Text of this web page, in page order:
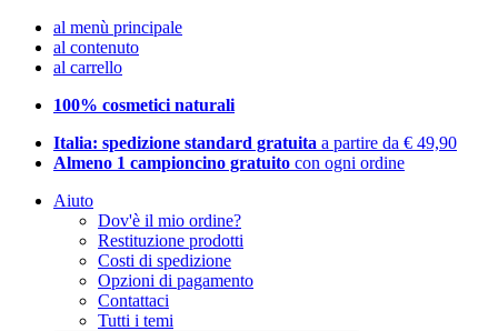
al menù principale
al contenuto
al carrello
100% cosmetici naturali
Italia: spedizione standard gratuita a partire da € 49,90
Almeno 1 campioncino gratuito con ogni ordine
Aiuto
Dov'è il mio ordine?
Restituzione prodotti
Costi di spedizione
Opzioni di pagamento
Contattaci
Tutti i temi